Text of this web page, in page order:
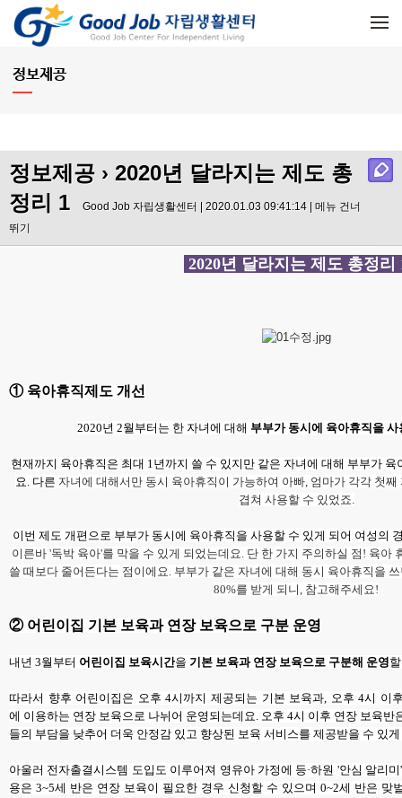
메뉴 건너뛰기
정보제공
정보제공 › 2020년 달라지는 제도 총
정리 1
Good Job 자립생활센터 | 2020.01.03 09:41:14 | 메뉴 건너
뛰기
2020년 달라지는 제도 총정리
① 육아휴직제도 개선
2020년 2월부터는 한 자녀에 대해 부부가 동시에 육아휴직을 사
현재까지 육아휴직은 최대 1년까지 쓸 수 있지만 같은 자녀에 대해 부부가
요. 다른 자녀에 대해서만 동시 육아휴직이 가능하여 아빠, 엄마가 각각 첫
겹쳐 사용할 수 있었죠.
이번 제도 개편으로 부부가 동시에 육아휴직을 사용할 수 있게 되어 여성의
이른바 '독박 육아'를 막을 수 있게 되었는데요. 단 한 가지 주의하실 점! 육아
쓸 때보다 줄어든다는 점이에요. 부부가 같은 자녀에 대해 동시 육아휴직을
80%를 받게 되니, 참고해주세요!
② 어린이집 기본 보육과 연장 보육으로 구분 운영
내년 3월부터 어린이집 보육시간을 기본 보육과 연장 보육으로 구분해 운영
따라서 향후 어린이집은 오후 4시까지 제공되는 기본 보육과, 오후 4시 이
에 이용하는 연장 보육으로 나뉘어 운영되는데요. 오후 4시 이후 연장 보육반
들의 부담을 낮추어 더욱 안정감 있고 향상된 보육 서비스를 제공받을 수 있
아울러 전자출결시스템 도입도 이루어져 영유아 가정에 등·하원 '안심 알리
용은 3~5세 반은 연장 보육이 필요한 경우 신청할 수 있으며 0~2세 반은 맞